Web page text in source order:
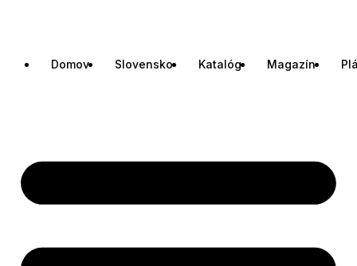
Domov Slovensko Katalóg Magazín